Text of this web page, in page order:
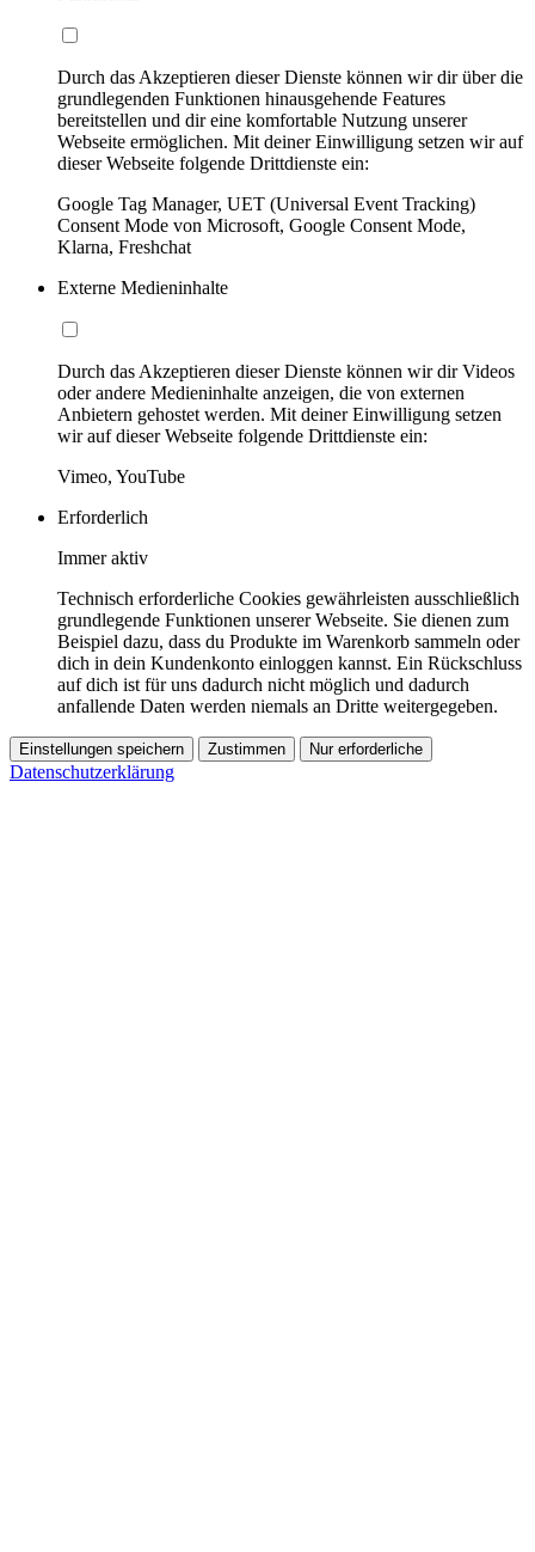
Durch das Akzeptieren dieser Dienste können wir dir über die
grundlegenden Funktionen hinausgehende Features
bereitstellen und dir eine komfortable Nutzung unserer
Webseite ermöglichen. Mit deiner Einwilligung setzen wir auf
dieser Webseite folgende Drittdienste ein:
Google Tag Manager, UET (Universal Event Tracking)
Consent Mode von Microsoft, Google Consent Mode,
Klarna, Freshchat
Externe Medieninhalte
Durch das Akzeptieren dieser Dienste können wir dir Videos
oder andere Medieninhalte anzeigen, die von externen
Anbietern gehostet werden. Mit deiner Einwilligung setzen
wir auf dieser Webseite folgende Drittdienste ein:
Vimeo, YouTube
Erforderlich
Immer aktiv
Technisch erforderliche Cookies gewährleisten ausschließlich
grundlegende Funktionen unserer Webseite. Sie dienen zum
Beispiel dazu, dass du Produkte im Warenkorb sammeln oder
dich in dein Kundenkonto einloggen kannst. Ein Rückschluss
auf dich ist für uns dadurch nicht möglich und dadurch
anfallende Daten werden niemals an Dritte weitergegeben.
Einstellungen speichern Zustimmen Nur erforderliche
Datenschutzerklärung